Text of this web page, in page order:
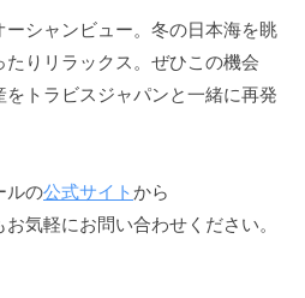
シャンビュー。冬の日本海を眺
りリラックス。ぜひこの機会
トラビスジャパンと一緒に再発
ルの公式サイトから
気軽にお問い合わせください。